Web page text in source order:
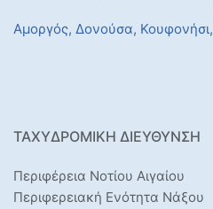
Αμοργός, Δονούσα, Κουφονήσι,
ΤΑΧΥΔΡΟΜΙΚΉ ΔΙΕΎΘΥΝΣΗ
Περιφέρεια Νοτίου Αιγαίου
Περιφερειακή Ενότητα Νάξου